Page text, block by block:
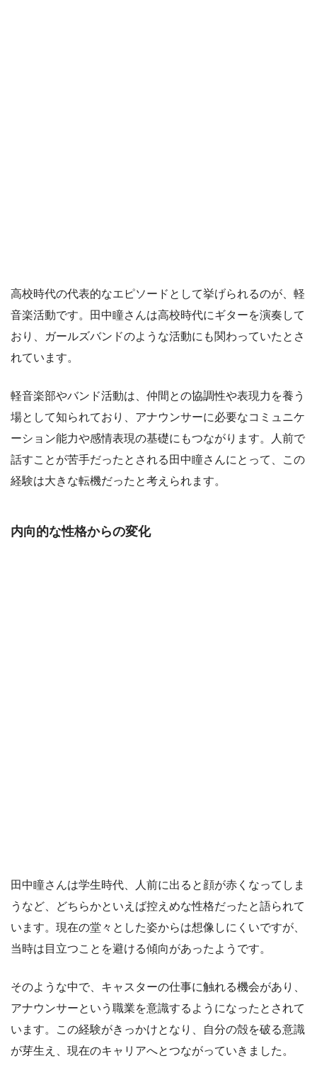
高校時代の代表的なエピソードとして挙げられるのが、軽
音楽活動です。田中瞳さんは高校時代にギターを演奏して
おり、ガールズバンドのような活動にも関わっていたとさ
れています。
軽音楽部やバンド活動は、仲間との協調性や表現力を養う
場として知られており、アナウンサーに必要なコミュニケ
ーション能力や感情表現の基礎にもつながります。人前で
話すことが苦手だったとされる田中瞳さんにとって、この
経験は大きな転機だったと考えられます。
内向的な性格からの変化
田中瞳さんは学生時代、人前に出ると顔が赤くなってしま
うなど、どちらかといえば控えめな性格だったと語られて
います。現在の堂々とした姿からは想像しにくいですが、
当時は目立つことを避ける傾向があったようです。
そのような中で、キャスターの仕事に触れる機会があり、
アナウンサーという職業を意識するようになったとされて
います。この経験がきっかけとなり、自分の殻を破る意識
が芽生え、現在のキャリアへとつながっていきました。